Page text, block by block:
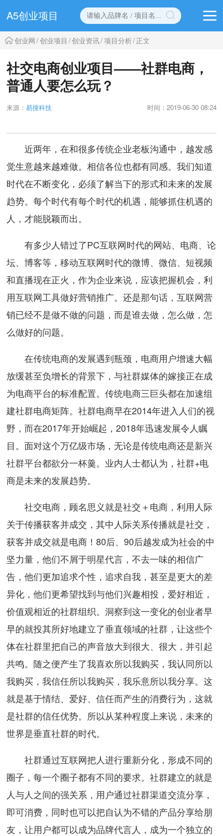
A5创业项目
创业网/创业项目 /创业资讯/项目分析/正文
社交电商创业项目——社群电商，
普通人要怎么玩？
来源：易搜科技 时间：2019-06-30 08:24
近两年，在和很多传统企业老板沟通中，越发感
觉生意越来越难做。相信各位也都有同感。我们知道
时代在不断变化，必须了解当下的形式和未来的发展
趋势。每个时代有每个时代的机遇，能够抓住机遇的
人，才能脱颖而出。
有多少人错过了PC互联网时代的网站、电商、论
坛、博客等，移动互联网时代的微博、微信、短视频
和直播现在正火，作为企业来说，应该把握机会，利
用互联网工具做好营销推广。还是那句话，互联网营
销已经不是做不做的问题，而是谁去做，怎么做，怎
么做好的问题。
在传统电商的发展遇到瓶颈，电商用户增速大幅
放缓甚至负增长的背景下，与社群媒体的嫁接正在成
为电商平台的标准配置。传统电商三巨头都在加速组
建社群电商矩阵。社群电商早在2014年进入人们的视
野，而在2017年开始崛起，2018年迅速发展令人瞩
目。面对这个万亿级市场，无论是传统电商还是新兴
社群平台都欲分一杯羹。业内人士都认为，社群+电
商是未来的发展趋势。
社交电商，顾名思义就是社交＋电商，利用人际
关于传播获客并成交，其中人际关系传播就是社交，
获客并成交就是电商！80后、90后越发成为社会的中
坚力量，他们不屑于明星代言，不去一味的相信广
告，他们更加追求个性，追求自我，甚至是更大的差
异化，他们更希望找到与他们兴趣相投，爱好相近，
价值观相近的社群组织。洞察到这一变化的创业者早
早的就投其所好地建立了垂直领域的社群，让这些个
体在社群里把自己的声音放大到很大、很大，并引起
共鸣。随之便产生了我喜欢所以我购买，我认同所以
我购买，我信任所以我购买，我乐意所以我分享。这
就是基于情结、爱好、信任而产生的消费行为，这就
是社群的信任优势。所以从某种程度上来说，未来的
世界是垂直社群的时代。
社群通过互联网把人进行重新分化，形成不同的
圈子，每一个圈子都有不同的要求。社群建立的就是
人与人之间的强关系，用户通过社群渠道交流分享，
即可消费，同时也可以把自认为不错的产品分享给朋
友，让用户都可以成为品牌代言人，成为一个独立的